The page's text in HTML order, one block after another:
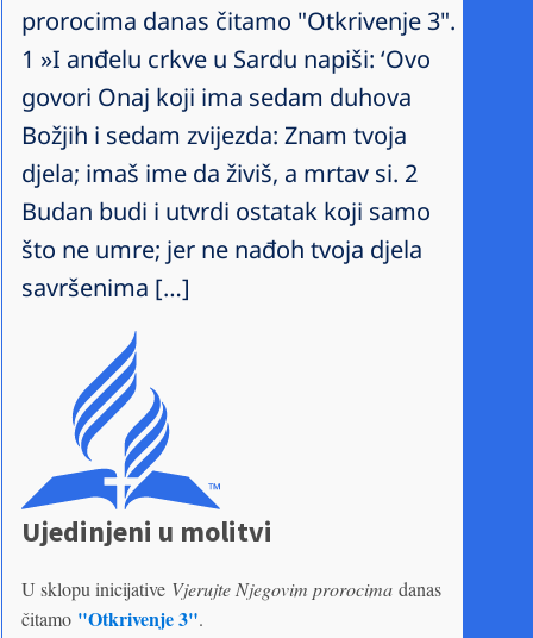
prorocima danas čitamo "Otkrivenje 3".
1 »I anđelu crkve u Sardu napiši: ‘Ovo
govori Onaj koji ima sedam duhova
Božjih i sedam zvijezda: Znam tvoja
djela; imaš ime da živiš, a mrtav si. 2
Budan budi i utvrdi ostatak koji samo
što ne umre; jer ne nađoh tvoja djela
savršenima […]
Ujedinjeni u molitvi
U sklopu inicijative Vjerujte Njegovim prorocima danas
čitamo "Otkrivenje 3".